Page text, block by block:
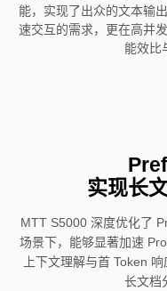
能，实现了出众的文本输
速交互的需求，更在高并
能效比
实现长
MTT S5000 深度优化了
场景下，能够显著加速
上下文理解与首 Token
长文档